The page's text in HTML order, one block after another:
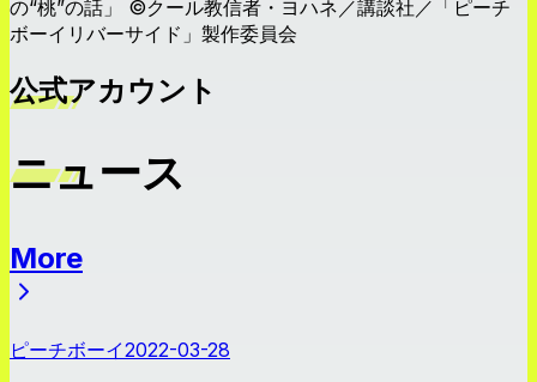
の“桃”の話」 ©クール教信者・ヨハネ／講談社／「ピーチ
ボーイリバーサイド」製作委員会
公式アカウント
ニュース
More
ピーチボーイ2022-03-28